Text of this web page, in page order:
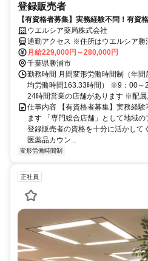
登録販売者
【有資格者募集】実務経験不問！有資
ウエルシア薬局株式会社
通勤アクセス ※住所はウエルシア勝
舗の配属を保証したものではござい
※配属店舗は上記店舗以外の可能性
50km圏内、通勤片道90分圏内の いずれかの店舗への配属・転勤とな
ります(エリア職) ※勤務店舗の指定は出来かね
下記勤務区分から選択 も可能です ※
リージョナル職＞ 異動の範囲は本
で概ね100km以内 ＜ナショナル職
制度・赴任手当制度あり
月給229,000円～280,000円
千葉県勝浦市
勤務時間 月間変形労働時間制（年
均労働時間163.33時間） ※9：00
24時間営業の店舗があります ※配属
仕事内容 【有資格者募集】実務経
ます 「専門総合店舗」として地域
登録販売者の資格を十分に活かして
医薬品カウン...
変形労働時間制
正社員